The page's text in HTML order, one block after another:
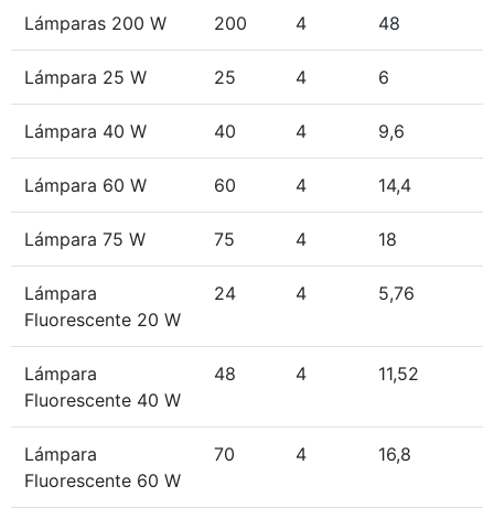
Lámparas 200 W 200 4 48
Lámpara 25 W 25 4 6
Lámpara 40 W 40 4 9,6
Lámpara 60 W 60 4 14,4
Lámpara 75 W 75 4 18
Lámpara
Fluorescente 20 W
24 4 5,76
Lámpara
Fluorescente 40 W
48 4 11,52
Lámpara
Fluorescente 60 W
70 4 16,8